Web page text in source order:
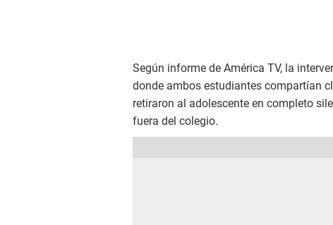
Según informe de América TV, la
donde ambos estudiantes compartían
retiraron al adolescente en completo
fuera del colegio.